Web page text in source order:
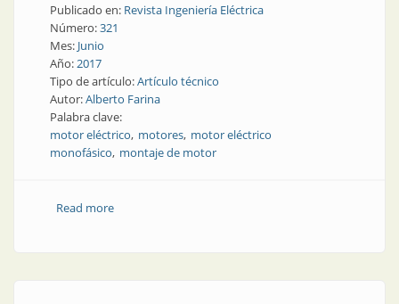
Publicado en: Revista Ingeniería Eléctrica
Número:321
Mes: Junio
Año:2017
Tipo de artículo:Artículo técnico
Autor:Alberto Farina
Palabra clave:
motor eléctrico motores motor eléctrico
monofásico montaje de motor
Read moreabout Motores | Motor eléctrico monofásico. Parte 5: